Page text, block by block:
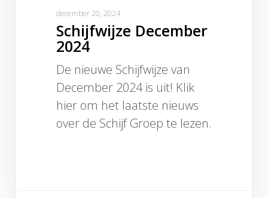
december 20, 2024
Schijfwijze December
2024
De nieuwe Schijfwijze van
December 2024 is uit! Klik
hier om het laatste nieuws
over de Schijf Groep te lezen.